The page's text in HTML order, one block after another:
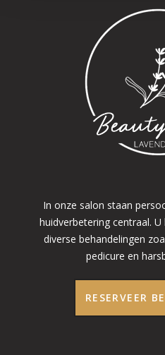
In onze salon staan
huidverbetering centraal.
diverse behandelingen
pedicure en
RESERVEER